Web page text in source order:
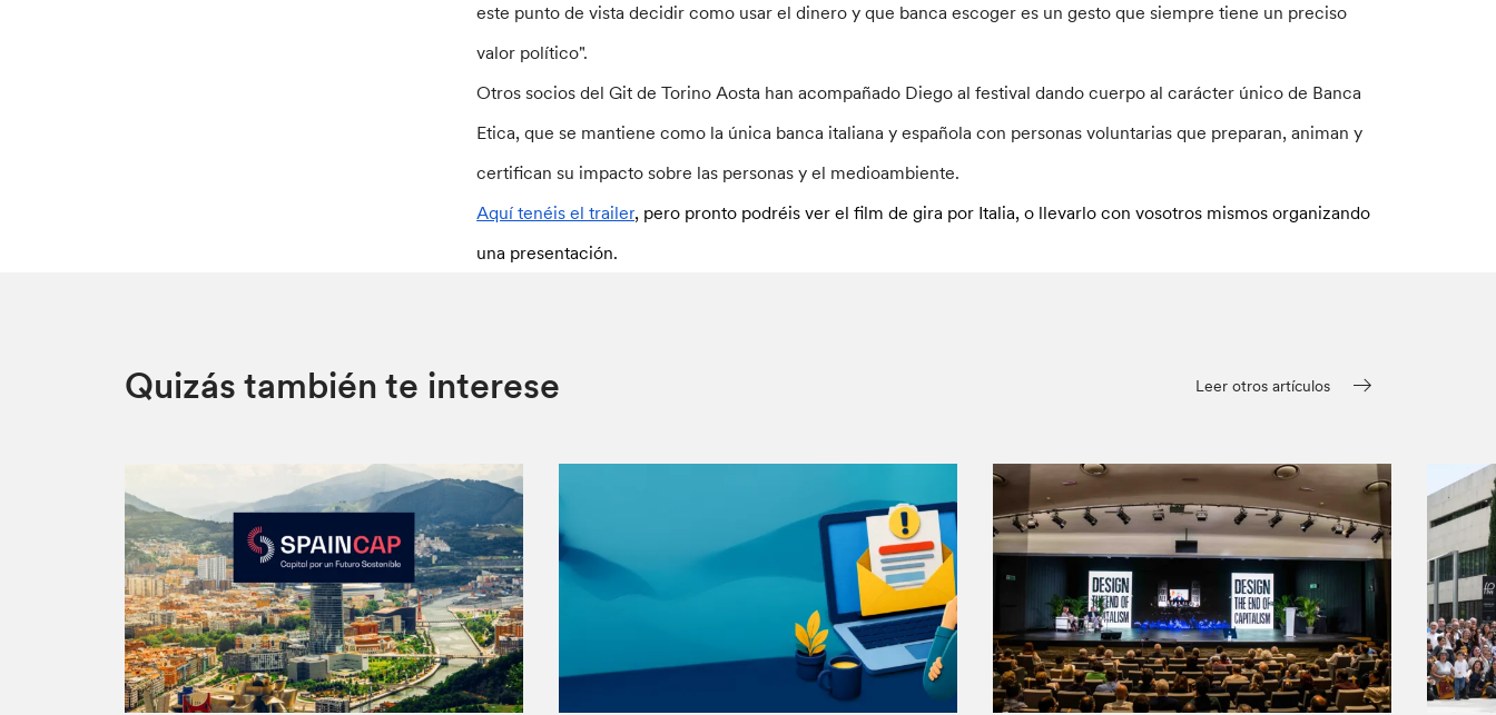
este punto de vista decidir como usar el dinero y que banca escoger es un gesto que siempre tiene un preciso
valor político".
Otros socios del Git de Torino Aosta han acompañado Diego al festival dando cuerpo al carácter único de Banca
Etica, que se mantiene como la única banca italiana y española con personas voluntarias que preparan, animan y
certifican su impacto sobre las personas y el medioambiente.
Aquí tenéis el trailer, pero pronto podréis ver el film de gira por Italia, o llevarlo con vosotros mismos organizando
una presentación.
Quizás también te interese Leer otros artículos